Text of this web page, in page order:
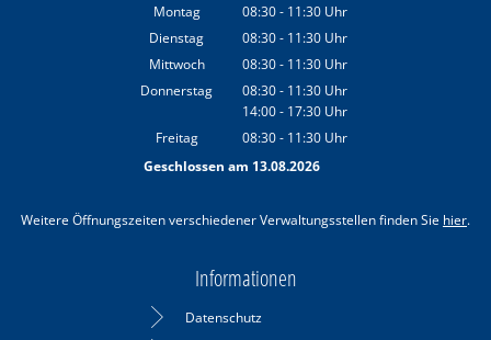
Montag 08:30- 11:30 Uhr
Von 08:30 bis 11:30 Uhr
Dienstag 08:30- 11:30 Uhr
Von 08:30 bis 11:30 Uhr
Mittwoch 08:30- 11:30 Uhr
Von 08:30 bis 11:30 Uhr
Donnerstag 08:30- 11:30 Uhr
Von 08:30 bis 11:30 Uhr
14:00- 17:30 Uhr
Von 14:00 bis 17:30 Uhr
Freitag 08:30- 11:30 Uhr
Von 08:30 bis 11:30 Uhr
Geschlossen am 13.08.2026
Weitere Öffnungszeiten verschiedener Verwaltungsstellen finden Sie hier.
Informationen
Datenschutz